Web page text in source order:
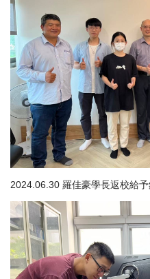
2024.06.30 羅佳豪學長返校給